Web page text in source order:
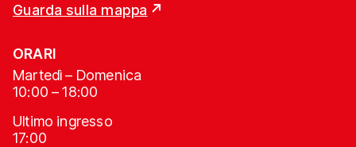
Guarda sulla mappa
ORARI
Martedì – Domenica
10:00 – 18:00
Ultimo ingresso
17:00